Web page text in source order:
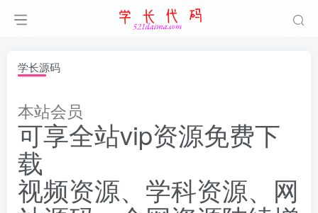
学长源码
本站会员
可享全站vip资源免费下
载
视频资源、学科资源、网